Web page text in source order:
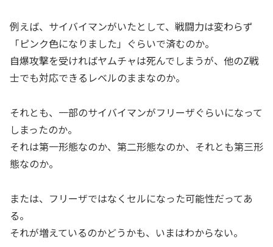
例えば、サイバイマンがいたとして、戦闘力は変わらず
「ピンク色になりました」ぐらいで済むのか。
自爆攻撃を受ければヤムチャは死んでしまうが、他のZ戦
士でも対応できるレベルのままなのか。
それとも、一部のサイバイマンがフリーザぐらいになって
しまったのか。
それは第一形態なのか、第二形態なのか、それとも第三形
態なのか。
または、フリーザではなくセルになった可能性だってあ
る。
それが増えているのかどうかも、いまはわからない。